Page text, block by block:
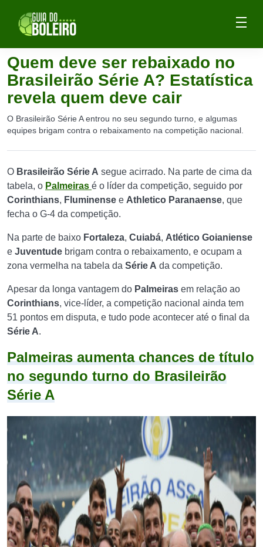
Quem deve ser rebaixado no
Brasileirão Série A? Estatística
revela quem deve cair
O Brasileirão Série A entrou no seu segundo turno, e algumas
equipes brigam contra o rebaixamento na competição nacional.
O Brasileirão Série A segue acirrado. Na parte de cima da
tabela, o Palmeiras é o líder da competição, seguido por
Corinthians, Fluminense e Athletico Paranaense, que
fecha o G-4 da competição.
Na parte de baixo Fortaleza, Cuiabá, Atlético Goianiense
e Juventude brigam contra o rebaixamento, e ocupam a
zona vermelha na tabela da Série A da competição.
Apesar da longa vantagem do Palmeiras em relação ao
Corinthians, vice-líder, a competição nacional ainda tem
51 pontos em disputa, e tudo pode acontecer até o final da
Série A.
Palmeiras aumenta chances de título
no segundo turno do Brasileirão
Série A